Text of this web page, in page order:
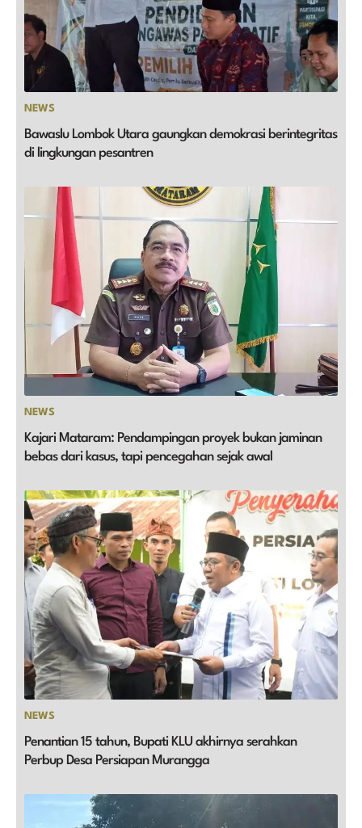
NEWS
Bawaslu Lombok Utara gaungkan demokrasi berintegritas
di lingkungan pesantren
NEWS
Kajari Mataram: Pendampingan proyek bukan jaminan
bebas dari kasus, tapi pencegahan sejak awal
NEWS
Penantian 15 tahun, Bupati KLU akhirnya serahkan
Perbup Desa Persiapan Murangga